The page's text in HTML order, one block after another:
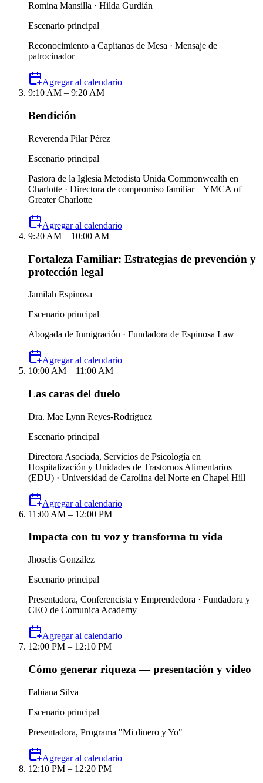
Romina Mansilla · Hilda Gurdián
Escenario principal
Reconocimiento a Capitanas de Mesa · Mensaje de
patrocinador
Agregar al calendario
9:10 AM – 9:20 AM
Bendición
Reverenda Pilar Pérez
Escenario principal
Pastora de la Iglesia Metodista Unida Commonwealth en
Charlotte · Directora de compromiso familiar – YMCA of
Greater Charlotte
Agregar al calendario
9:20 AM – 10:00 AM
Fortaleza Familiar: Estrategias de prevención y
protección legal
Jamilah Espinosa
Escenario principal
Abogada de Inmigración · Fundadora de Espinosa Law
Agregar al calendario
10:00 AM – 11:00 AM
Las caras del duelo
Dra. Mae Lynn Reyes-Rodríguez
Escenario principal
Directora Asociada, Servicios de Psicología en
Hospitalización y Unidades de Trastornos Alimentarios
(EDU) · Universidad de Carolina del Norte en Chapel Hill
Agregar al calendario
11:00 AM – 12:00 PM
Impacta con tu voz y transforma tu vida
Jhoselis González
Escenario principal
Presentadora, Conferencista y Emprendedora · Fundadora y
CEO de Comunica Academy
Agregar al calendario
12:00 PM – 12:10 PM
Cómo generar riqueza — presentación y video
Fabiana Silva
Escenario principal
Presentadora, Programa "Mi dinero y Yo"
Agregar al calendario
12:10 PM – 12:20 PM